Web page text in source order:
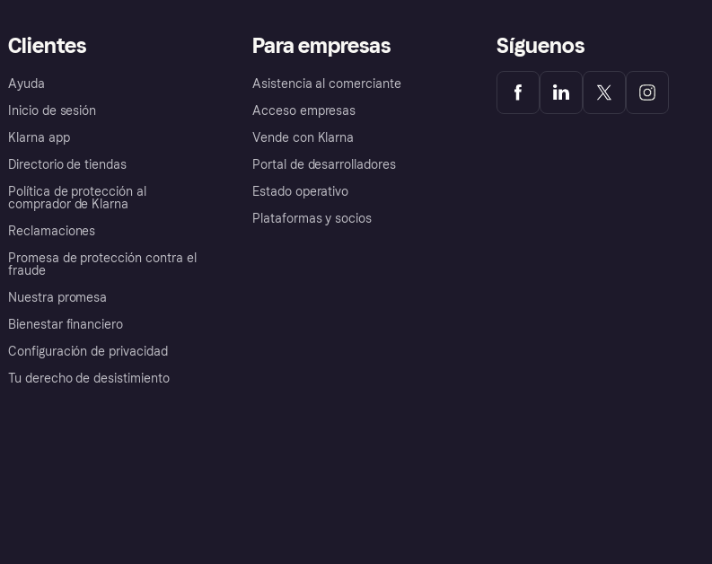
Clientes
Ayuda
Inicio de sesión
Klarna app
Directorio de tiendas
Política de protección al
comprador de Klarna
Reclamaciones
Promesa de protección contra el
fraude
Nuestra promesa
Bienestar financiero
Configuración de privacidad
Tu derecho de desistimiento
Para empresas
Asistencia al comerciante
Acceso empresas
Vende con Klarna
Portal de desarrolladores
Estado operativo
Plataformas y socios
Síguenos